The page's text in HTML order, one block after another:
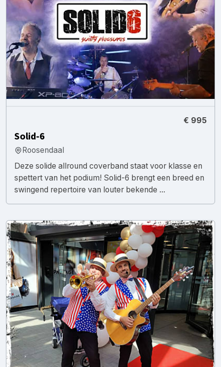
€ 995
Solid-6
Roosendaal
Deze solide allround coverband staat voor klasse en
spettert van het podium! Solid-6 brengt een breed en
swingend repertoire van louter bekende ...